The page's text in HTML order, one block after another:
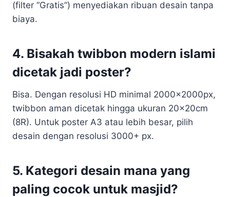
(filter “Gratis”) menyediakan ribuan desain tanpa
biaya.
4. Bisakah twibbon modern islami
dicetak jadi poster?
Bisa. Dengan resolusi HD minimal 2000x2000px,
twibbon aman dicetak hingga ukuran 20x20cm
(8R). Untuk poster A3 atau lebih besar, pilih
desain dengan resolusi 3000+ px.
5. Kategori desain mana yang
paling cocok untuk masjid?